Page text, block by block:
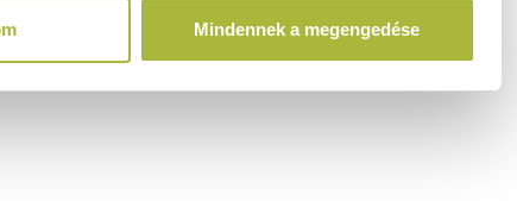
Mindennek a megengedése